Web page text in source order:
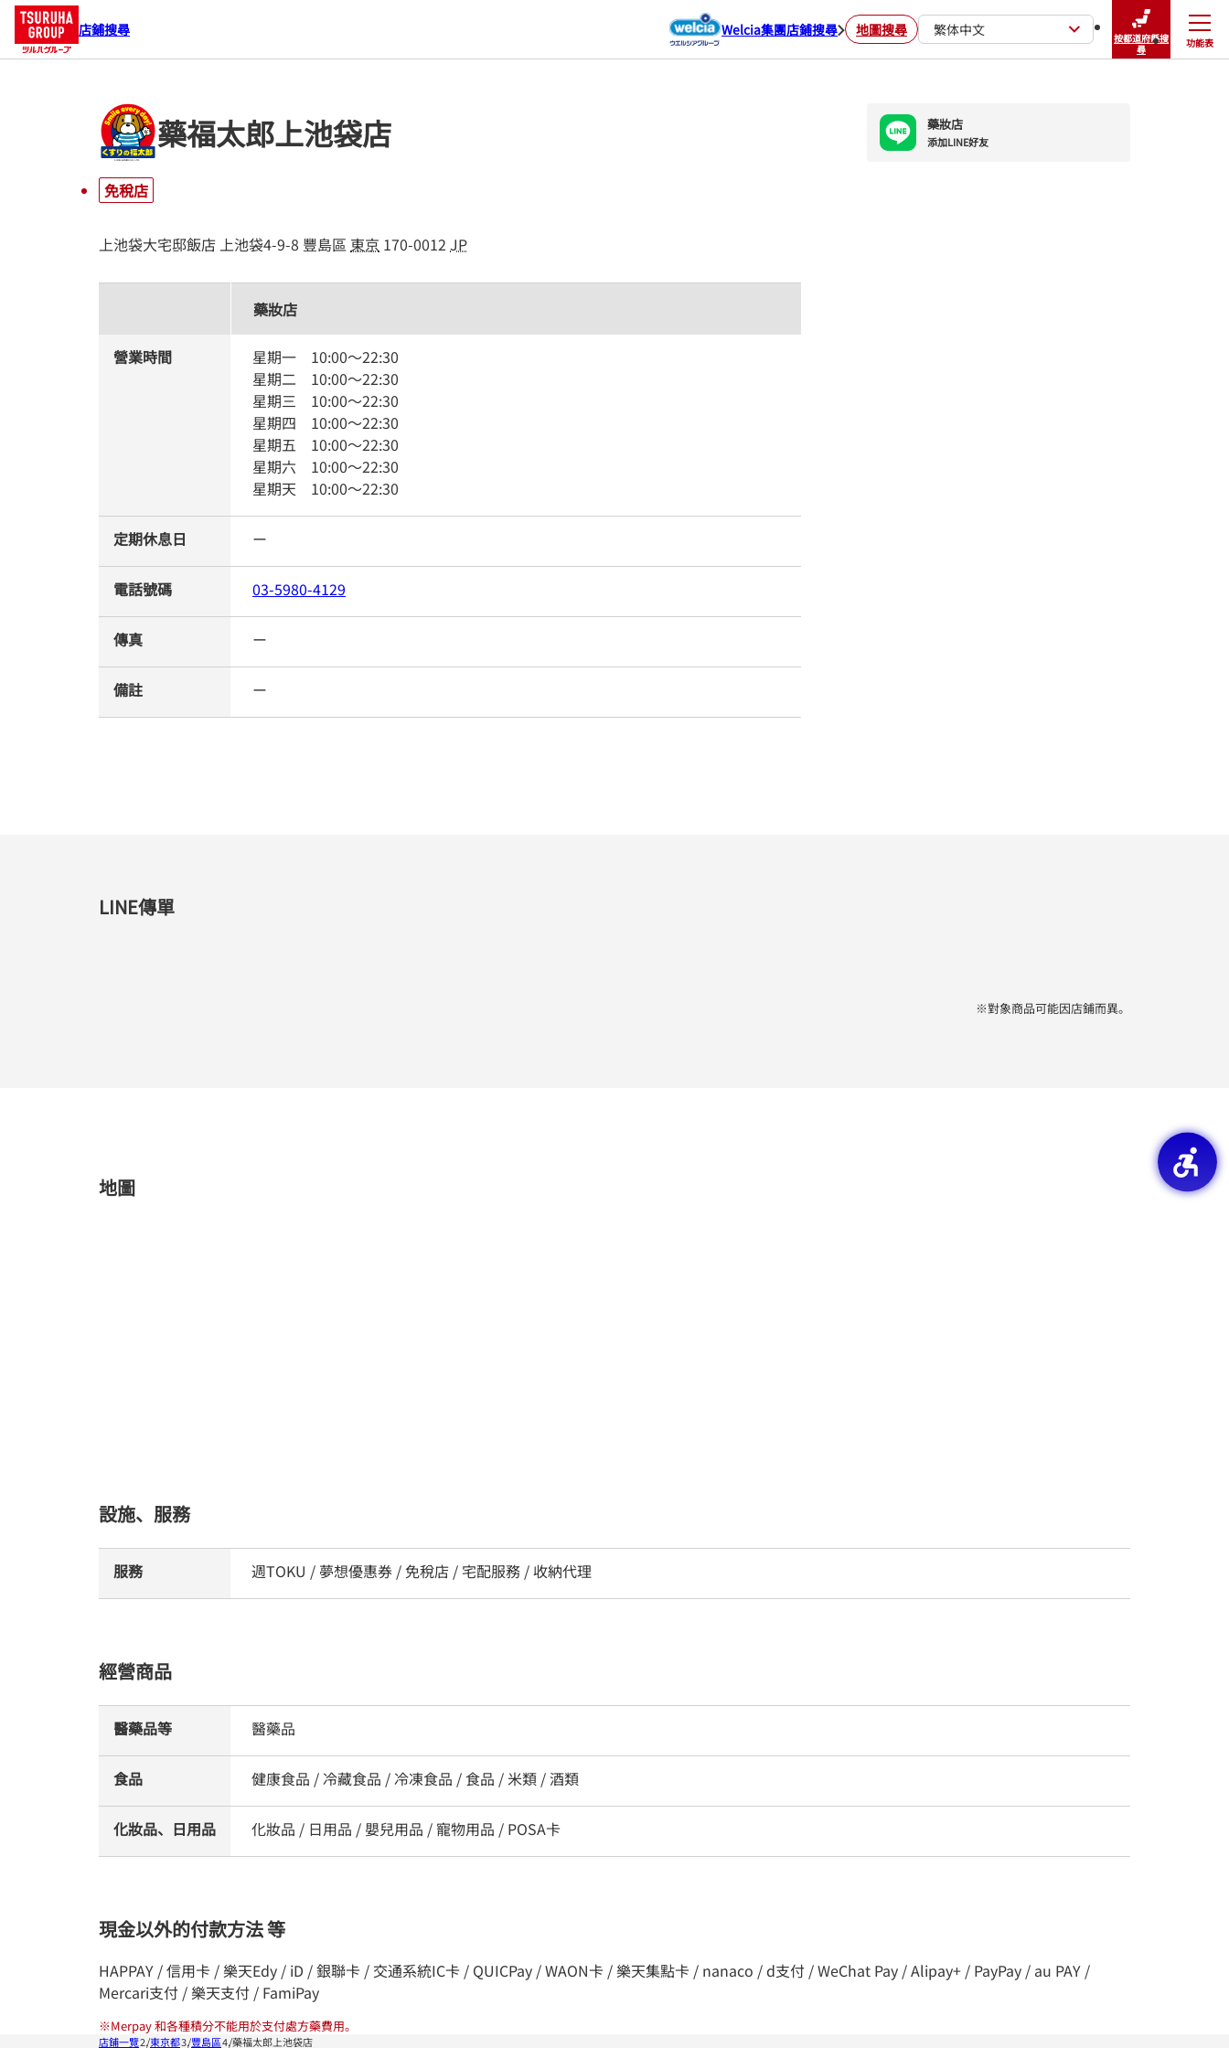
店鋪搜尋 Welcia集團店鋪搜尋 地圖搜尋 繁体中文
按都道府縣搜
尋
功能表
關閉
藥福太郎上池袋店
免稅店
上池袋大宅邸飯店上池袋4-9-8 豐島區 東京 170-0012 JP
藥妝店
添加LINE好友
LINE傳單
※對象商品可能因店鋪而異。
藥妝店
營業時間 星期一 10:00～22:30
星期二 10:00～22:30
星期三 10:00～22:30
星期四 10:00～22:30
星期五 10:00～22:30
星期六 10:00～22:30
星期天 10:00～22:30
定期休息日 ー
電話號碼 03-5980-4129
傳真 ー
備註 ー
地圖
設施、服務
服務 週TOKU / 夢想優惠券 / 免稅店 / 宅配服務 / 收納代理
經營商品
醫藥品等 醫藥品
食品 健康食品 / 冷藏食品 / 冷凍食品 / 食品 / 米類 / 酒類
化妝品、日用品 化妝品 / 日用品 / 嬰兒用品 / 寵物用品 / POSA卡
現金以外的付款方法 等
HAPPAY / 信用卡 / 樂天Edy / iD / 銀聯卡 / 交通系統IC卡 / QUICPay / WAON卡 / 樂天集點卡 / nanaco / d支付 / WeChat Pay / Alipay+ / PayPay / au PAY /
Mercari支付 / 樂天支付 / FamiPay
※Merpay 和各種積分不能用於支付處方藥費用。
店鋪一覽 東京都 豐島區 藥福太郎上池袋店